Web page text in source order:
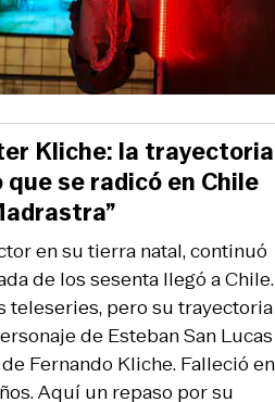
en su tierra natal, continuó
de los sesenta llegó a Chile.
teleseries, pero su trayectoria
de Esteban San Lucas
de Fernando Kliche. Falleció en
Aquí un repaso por su
Kliche: la trayectoria
se radicó en Chile